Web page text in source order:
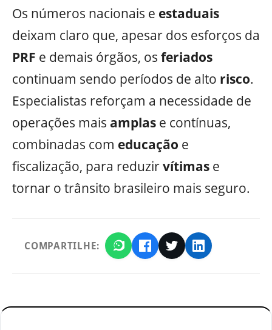
Os números nacionais e estaduais
deixam claro que, apesar dos esforços da
PRF e demais órgãos, os feriados
continuam sendo períodos de alto risco.
Especialistas reforçam a necessidade de
operações mais amplas e contínuas,
combinadas com educação e
fiscalização, para reduzirvítimas e
tornar o trânsito brasileiro mais seguro.
COMPARTILHE: